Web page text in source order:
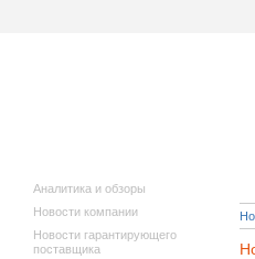
Аналитика и обзоры
Новости компании
Новости гарантирующего
поставщика